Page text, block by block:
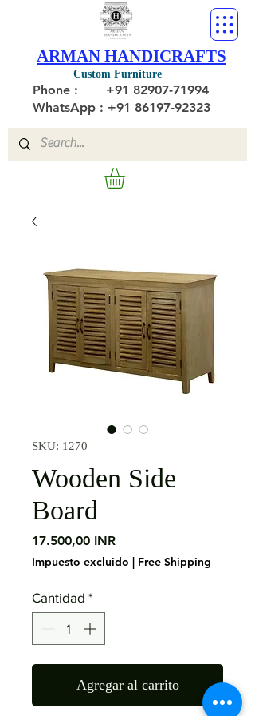
Custom Furniture
ARMAN HANDICRAFTS
Phone : +91 82907-71994
WhatsApp : +91 86197-92323
SKU: 1270
Wooden Side
Board
17.500,00 INRPrecio
Impuesto excluido | Free Shipping
Cantidad *
Agregar al carrito